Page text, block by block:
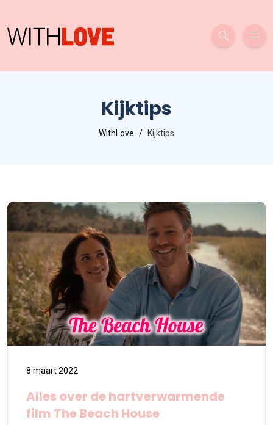
Kijktips
WithLove Kijktips
8 maart 2022
Alles over de hartverwarmende
film The Beach House